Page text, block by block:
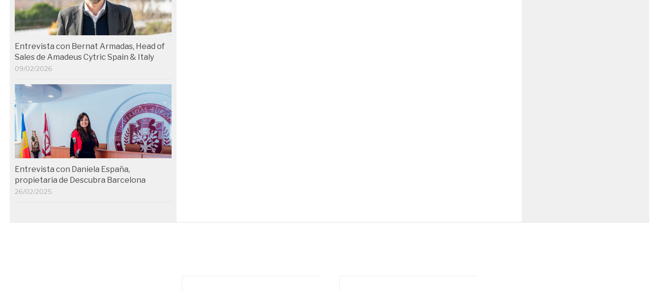
Entrevista con Bernat Armadas, Head of
Sales de Amadeus Cytric Spain & Italy
09/02/2026
Entrevista con Daniela España,
propietaria de Descubra Barcelona
26/02/2025